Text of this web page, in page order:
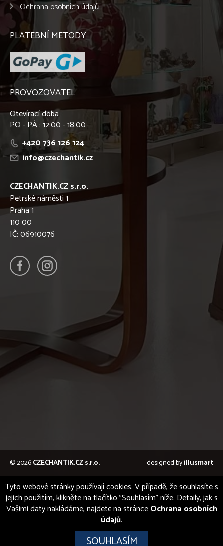
Ochrana osobních údajů
PLATEBNÍ METODY
PROVOZOVATEL
Otevírací doba
PO - PÁ : 12:00 - 18:00
+420 736 126 124
info@czechantik.cz
CZECHANTIK.CZ s.r.o.
Petrské náměstí 1
Praha 1
110 00
IČ: 06910076
© 2026CZECHANTIK.CZ s.r.o. designed byillusmart
Tyto webové stránky používají cookies. V případě, že souhlasíte s
jejich použitím, klikněte na tlačítko "Souhlasím" níže. Detaily, jak s
Vašimi daty nakládáme, najdete na stránceOchrana osobních
údajů.